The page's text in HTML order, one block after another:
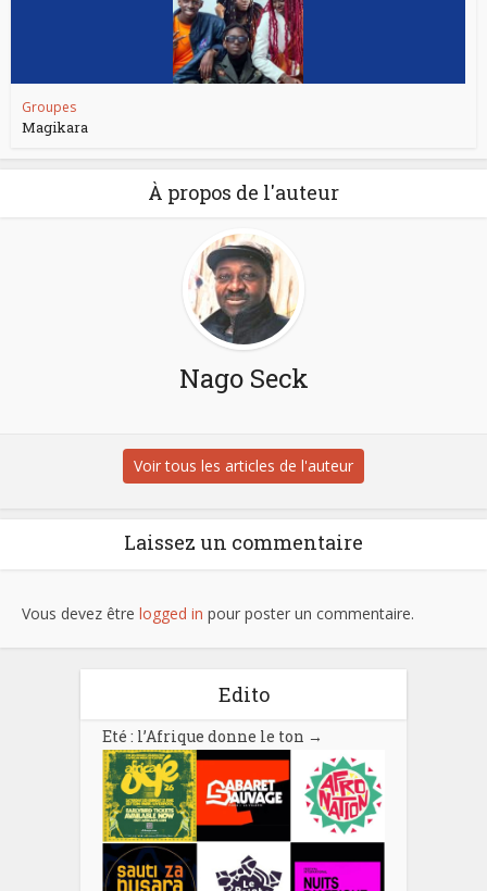
Groupes
Magikara
À propos de l'auteur
Nago Seck
Voir tous les articles de l'auteur
Laissez un commentaire
Vous devez être logged in pour poster un commentaire.
Edito
Eté : l’Afrique donne le ton →